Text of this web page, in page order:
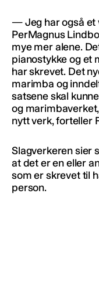
— Jeg har også et
PerMagnus
mye mer alene.
pianostykke og et
har skrevet. Det
marimba og
satsene skal
og
nytt verk, forteller
Slagverkeren sier
at det er en eller
som er skrevet til
person.